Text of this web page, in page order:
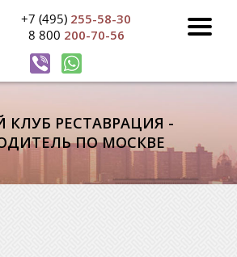
+7 (495) 255-58-30
8 800 200-70-56
КЛУБ РЕСТАВРАЦИЯ -
ПО МОСКВЕ